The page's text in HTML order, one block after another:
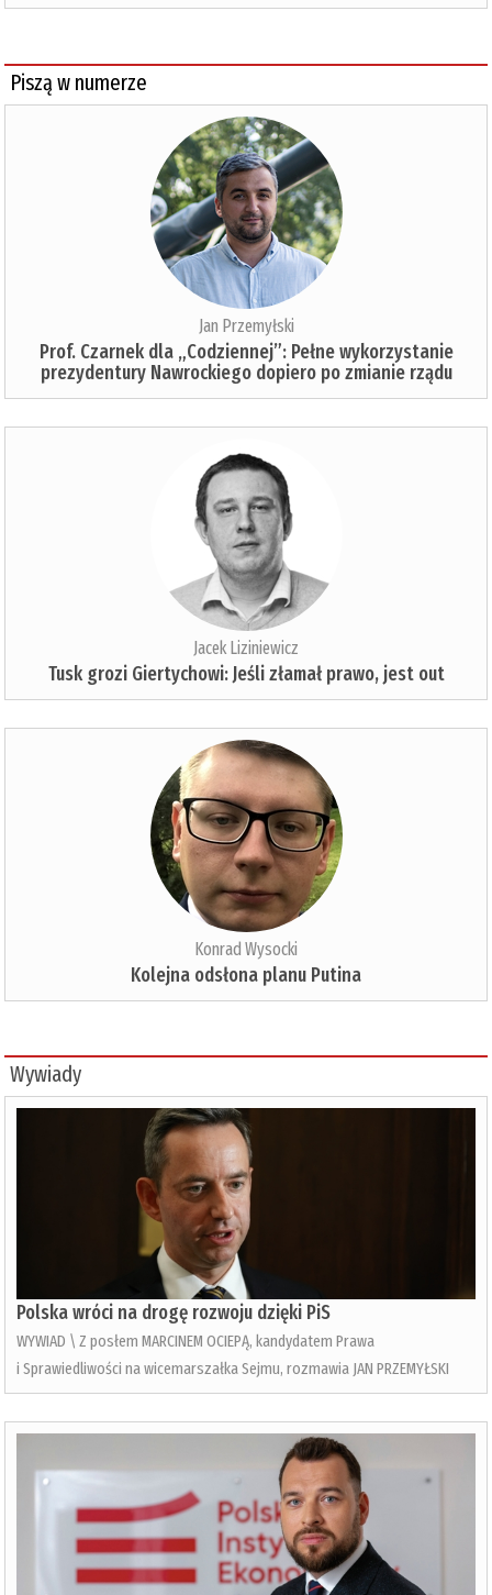
Piszą w numerze
Jan Przemyłski
Prof. Czarnek dla „Codziennej”: Pełne wykorzystanie
prezydentury Nawrockiego dopiero po zmianie rządu
Jacek Liziniewicz
Tusk grozi Giertychowi: Jeśli złamał prawo, jest out
Konrad Wysocki
Kolejna odsłona planu Putina
Wywiady
Polska wróci na drogę rozwoju dzięki PiS
WYWIAD \ Z posłem MARCINEM OCIEPĄ, kandydatem Prawa
i Sprawiedliwości na wicemarszałka Sejmu, rozmawia JAN PRZEMYŁSKI